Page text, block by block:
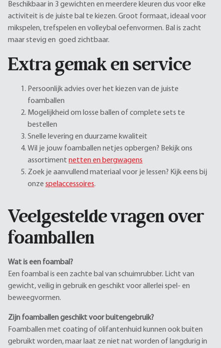
Beschikbaar in 3 gewichten en meerdere kleuren dus voor elke
activiteit is de juiste bal te kiezen. Groot formaat, ideaal voor
mikspelen, trefspelen en volleybal oefenvormen. Bal is zacht
maar stevig en goed zichtbaar.
Extra gemak en service
Persoonlijk advies over het kiezen van de juiste
foamballen
Mogelijkheid om losse ballen of complete sets te
bestellen
Snelle levering en duurzame kwaliteit
Wil je jouw foamballen netjes opbergen? Bekijk ons
assortiment netten en bergwagens
Zoek je aanvullend materiaal voor je lessen? Kijk eens bij
onze spelaccessoires.
Veelgestelde vragen over
foamballen
Wat is een foambal?
Een foambal is een zachte bal van schuimrubber. Licht van
gewicht, veilig in gebruik en geschikt voor allerlei spel- en
beweegvormen.
Zijn foamballen geschikt voor buitengebruik?
Foamballen met coating of olifantenhuid kunnen ook buiten
gebruikt worden, maar laat ze niet nat worden of langdurig in